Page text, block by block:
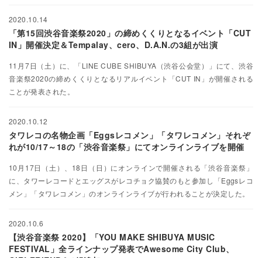
2020.10.14
「第15回渋谷音楽祭2020」の締めくくりとなるイベント「CUT
IN」開催決定＆Tempalay、cero、D.A.N.の3組が出演
11月7日（土）に、「LINE CUBE SHIBUYA（渋谷公会堂）」にて、渋谷
音楽祭2020の締めくくりとなるリアルイベント「CUT IN」が開催される
ことが発表された。
2020.10.12
タワレコの名物企画「Eggsレコメン」「タワレコメン」それぞ
れが10/17～18の「渋谷音楽祭」にてオンラインライブを開催
10月17日（土）、18日（日）にオンラインで開催される「渋谷音楽祭」
に、タワーレコードとエッグスがレコチョク協賛のもと参加し「Eggsレコ
メン」「タワレコメン」のオンラインライブが行われることが決定した。
2020.10.6
【渋谷音楽祭 2020】「YOU MAKE SHIBUYA MUSIC
FESTIVAL」全ラインナップ発表でAwesome City Club、